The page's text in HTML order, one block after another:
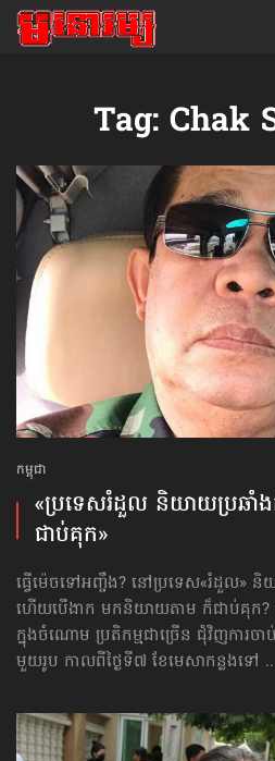
Tag: Chak
កម្ពុជា
«ប្រទេសរំដួល និយាយ​ប្រឆាំ
ជាប់គុក»
ធ្វើម៉េចទៅអញ្ចឹង? នៅប្រទេស«រំដួល»
ហើយបើងាក មក​និយាយ​តាម ក៏ជាប់គុក?
ក្នុងចំណោម ប្រតិកម្មជាច្រើន ជុំវិញ​ការចា
មួយរូប កាលពីថ្ងៃទី៧ ខែមេសាកន្លងទៅ